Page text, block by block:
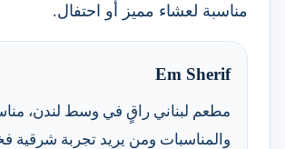
مناسبة لعشاء مميز أو احتفال.
Em Sherif
مطعم لبناني راقٍ في وسط لندن،
والمناسبات ومن يريد تجربة شرقية